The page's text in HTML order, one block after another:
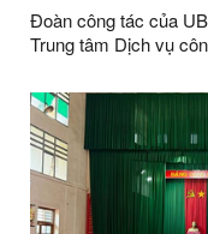
Đoàn công tác của
Trung tâm Dịch vụ